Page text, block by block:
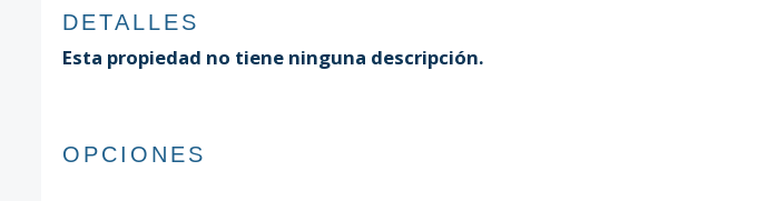
DETALLES
Esta propiedad no tiene ninguna descripción.
OPCIONES